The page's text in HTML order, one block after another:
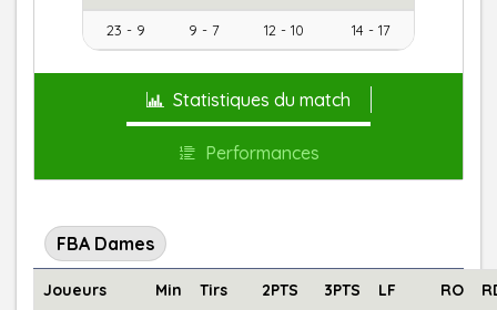
23 - 9 9 - 7 12 - 10 14 - 17
Statistiques du match
Performances
FBA Dames
Joueurs Min Tirs 2PTS 3PTS LF RO